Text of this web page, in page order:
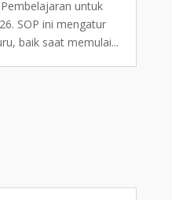
untuk
SOP ini mengatur
baik saat memulai...